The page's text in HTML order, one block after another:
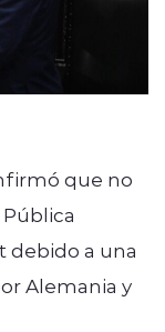
que no
debido a una
Alemania y